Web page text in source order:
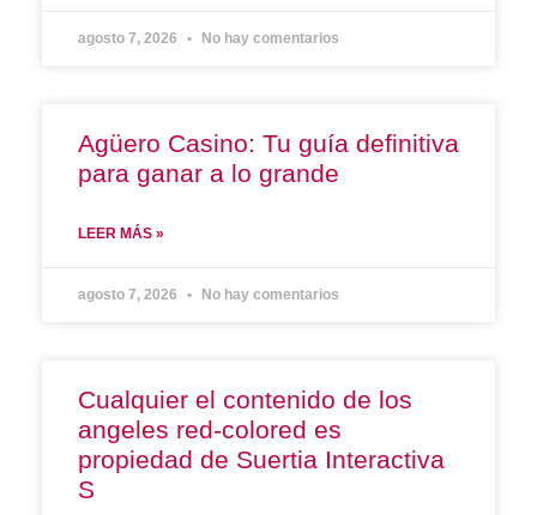
agosto 7, 2026 No hay comentarios
Agüero Casino: Tu guía definitiva
para ganar a lo grande
LEER MÁS »
agosto 7, 2026 No hay comentarios
Cualquier el contenido de los
angeles red-colored es
propiedad de Suertia Interactiva
S